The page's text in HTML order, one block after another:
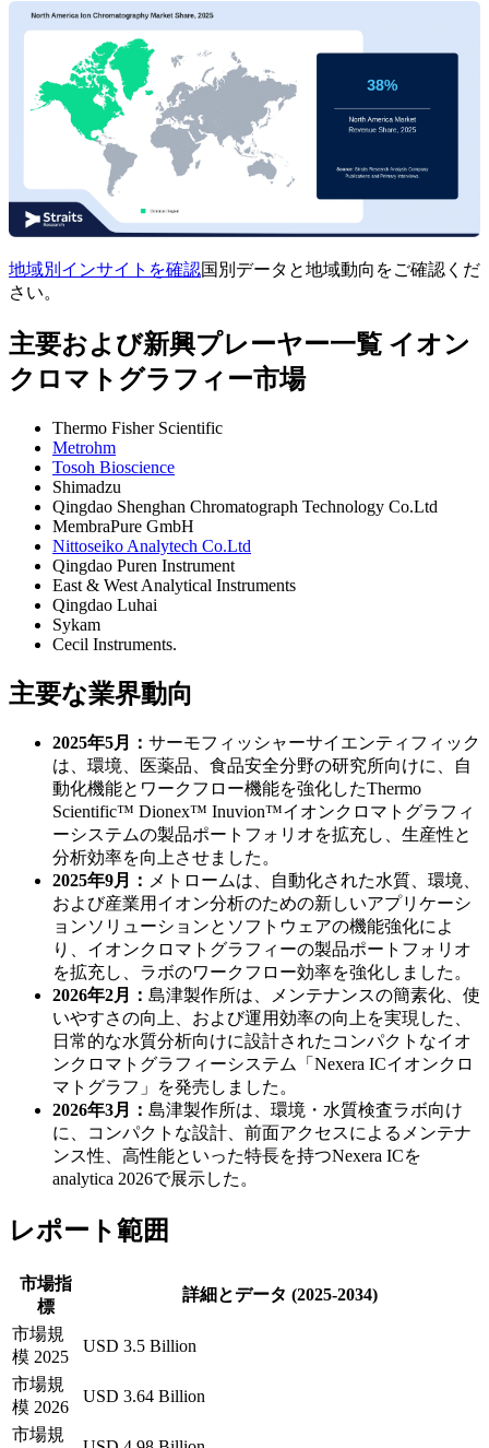
地域別インサイトを確認国別データと地域動向をご確認くだ
さい。
主要および新興プレーヤー一覧 イオン
クロマトグラフィー市場
Thermo Fisher Scientific
Metrohm
Tosoh Bioscience
Shimadzu
Qingdao Shenghan Chromatograph Technology Co.Ltd
MembraPure GmbH
Nittoseiko Analytech Co.Ltd
Qingdao Puren Instrument
East & West Analytical Instruments
Qingdao Luhai
Sykam
Cecil Instruments.
主要な業界動向
2025年5月： サーモフィッシャーサイエンティフィック
は、環境、医薬品、食品安全分野の研究所向けに、自
動化機能とワークフロー機能を強化したThermo
Scientific™ Dionex™ Inuvion™イオンクロマトグラフィ
ーシステムの製品ポートフォリオを拡充し、生産性と
分析効率を向上させました。
2025年9月： メトロームは、自動化された水質、環境、
および産業用イオン分析のための新しいアプリケーシ
ョンソリューションとソフトウェアの機能強化によ
り、イオンクロマトグラフィーの製品ポートフォリオ
を拡充し、ラボのワークフロー効率を強化しました。
2026年2月： 島津製作所は、メンテナンスの簡素化、使
いやすさの向上、および運用効率の向上を実現した、
日常的な水質分析向けに設計されたコンパクトなイオ
ンクロマトグラフィーシステム「Nexera ICイオンクロ
マトグラフ」を発売しました。
2026年3月： 島津製作所は、環境・水質検査ラボ向け
に、コンパクトな設計、前面アクセスによるメンテナ
ンス性、高性能といった特長を持つNexera ICを
analytica 2026で展示した。
レポート範囲
市場指
標
詳細とデータ (2025-2034)
市場規
模 2025
USD 3.5 Billion
市場規
模 2026
USD 3.64 Billion
市場規